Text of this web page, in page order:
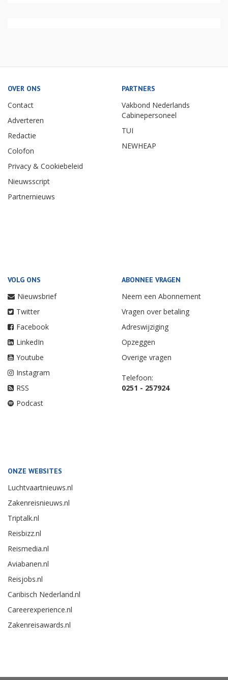
OVER ONS
Contact
Adverteren
Redactie
Colofon
Privacy & Cookiebeleid
Nieuwsscript
Partnernieuws
PARTNERS
Vakbond Nederlands
Cabinepersoneel
TUI
NEWHEAP
VOLG ONS
Nieuwsbrief
Twitter
Facebook
LinkedIn
Youtube
Instagram
RSS
Podcast
ABONNEE VRAGEN
Neem een Abonnement
Vragen over betaling
Adreswijziging
Opzeggen
Overige vragen
Telefoon:
0251 - 257924
ONZE WEBSITES
Luchtvaartnieuws.nl
Zakenreisnieuws.nl
Triptalk.nl
Reisbizz.nl
Reismedia.nl
Aviabanen.nl
Reisjobs.nl
Caribisch Nederland.nl
Careerexperience.nl
Zakenreisawards.nl